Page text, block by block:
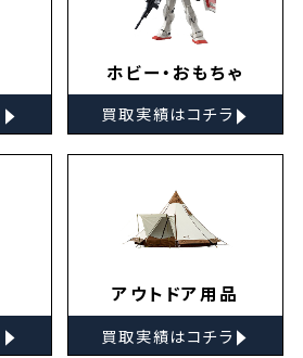
▸
ホビー・おもちゃ
買取実績はコチラ ▸
▸
アウトドア用品
買取実績はコチラ ▸